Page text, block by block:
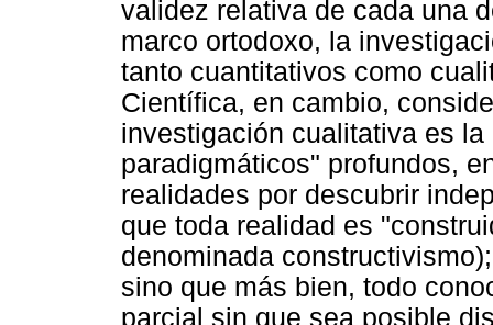
validez relativa de cada una
marco ortodoxo, la
tanto cuantitativos como
Científica, en cambio,
investigación cualitativa es
paradigmáticos" profundos,
realidades por descubrir
que toda realidad es
denominada
sino que más bien, todo
parcial sin que sea posible